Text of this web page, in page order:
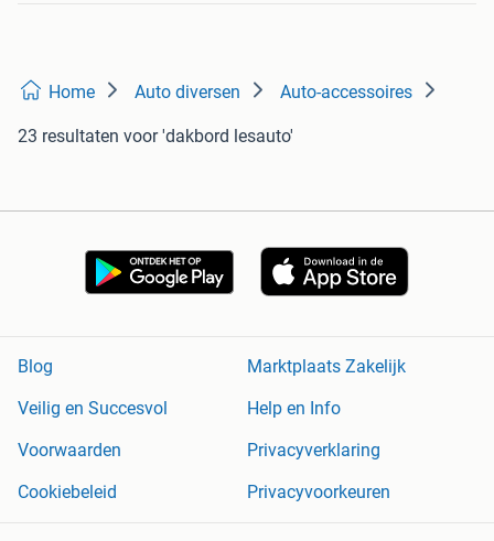
Home Auto diversen Auto-accessoires
23 resultaten voor 'dakbord lesauto'
Blog
Marktplaats Zakelijk
Veilig en Succesvol
Help en Info
Voorwaarden
Privacyverklaring
Cookiebeleid
Privacyvoorkeuren